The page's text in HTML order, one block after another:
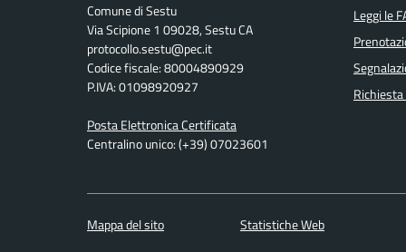
Comune di Sestu
Via Scipione 1 09028, Sestu CA
protocollo.sestu@pec.it
Codice fiscale: 80004890929
P.IVA: 01098920927
Posta Elettronica Certificata
Centralino unico: (+39) 07023601
Leggi le
Mappa del sito Statistiche Web